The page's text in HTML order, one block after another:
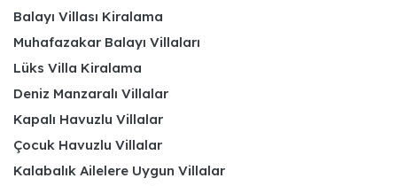
Balayı Villası Kiralama
Muhafazakar Balayı Villaları
Lüks Villa Kiralama
Deniz Manzaralı Villalar
Kapalı Havuzlu Villalar
Çocuk Havuzlu Villalar
Kalabalık Ailelere Uygun Villalar